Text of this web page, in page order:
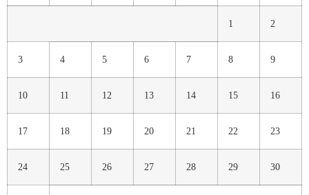
1 2
3 4 5 6 7 8 9
10 11 12 13 14 15 16
17 18 19 20 21 22 23
24 25 26 27 28 29 30